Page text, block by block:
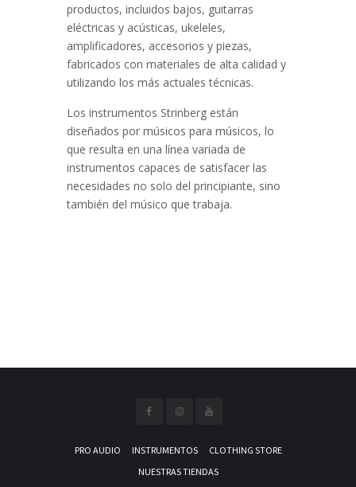
productos, incluidos bajos, guitarras
eléctricas y acústicas, ukeleles,
amplificadores, accesorios y piezas,
fabricados con materiales de alta calidad y
utilizando los más actuales técnicas.
Los instrumentos Strinberg están
diseñados por músicos para músicos, lo
que resulta en una línea variada de
instrumentos capaces de satisfacer las
necesidades no solo del principiante, sino
también del músico que trabaja.
PRO AUDIO INSTRUMENTOS
CLOTHING STORE
NUESTRAS TIENDAS